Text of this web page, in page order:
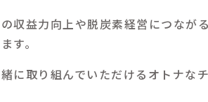
収益力向上や脱炭素経営につなが
す。
に取り組んでいただけるオトナな